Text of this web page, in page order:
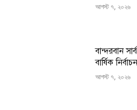
আগস্ট ৭, ২০২৬
বান্দরবান
বার্ষিক
আগস্ট ৭, ২০২৬